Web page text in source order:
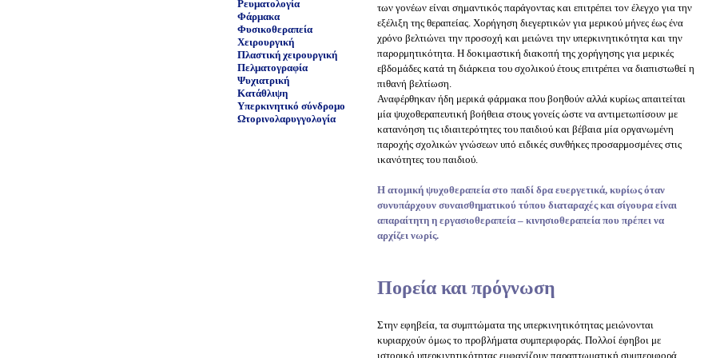
Ρευματολογία
Φάρμακα
Φυσικοθεραπεία
Χειρουργική
Πλαστική χειρουργική
Πελματογραφία
Ψυχιατρική
Κατάθλιψη
Υπερκινητικό σύνδρομο
Ωτορινολαρυγγολογία
των γονέων είναι σημαντικός παράγοντας και επιτρέπει τον έλεγχο για την
εξέλιξη της θεραπείας. Χορήγηση διεγερτικών για μερικού μήνες έως ένα
χρόνο βελτιώνει την προσοχή και μειώνει την υπερκινητικότητα και την
παρορμητικότητα. Η δοκιμαστική διακοπή της χορήγησης για μερικές
εβδομάδες κατά τη διάρκεια του σχολικού έτους επιτρέπει να διαπιστωθεί η
πιθανή βελτίωση.
Αναφέρθηκαν ήδη μερικά φάρμακα που βοηθούν αλλά κυρίως απαιτείται
μία ψυχοθεραπευτική βοήθεια στους γονείς ώστε να αντιμετωπίσουν με
κατανόηση τις ιδιαιτερότητες του παιδιού και βέβαια μία οργανωμένη
παροχής σχολικών γνώσεων υπό ειδικές συνθήκες προσαρμοσμένες στις
ικανότητες του παιδιού.
Η ατομική ψυχοθεραπεία στο παιδί δρα ευεργετικά, κυρίως όταν
συνυπάρχουν συναισθηματικού τύπου διαταραχές και σίγουρα είναι
απαραίτητη η εργασιοθεραπεία – κινησιοθεραπεία που πρέπει να
αρχίζει νωρίς.
Πορεία και πρόγνωση
Στην εφηβεία, τα συμπτώματα της υπερκινητικότητας μειώνονται
κυριαρχούν όμως το προβλήματα συμπεριφοράς. Πολλοί έφηβοι με
ιστορικό υπερκινητικότητας εμφανίζουν παραπτωματική συμπεριφορά,